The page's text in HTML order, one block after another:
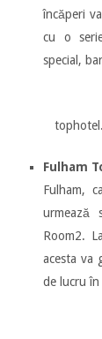
încăperi
cu o
special,
Fulham
Fulham,
urmează
Room2.
acesta va
de lucru în